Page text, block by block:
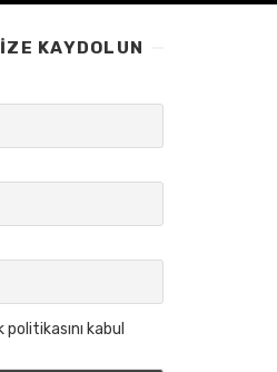
KAYDOLUN
kabul